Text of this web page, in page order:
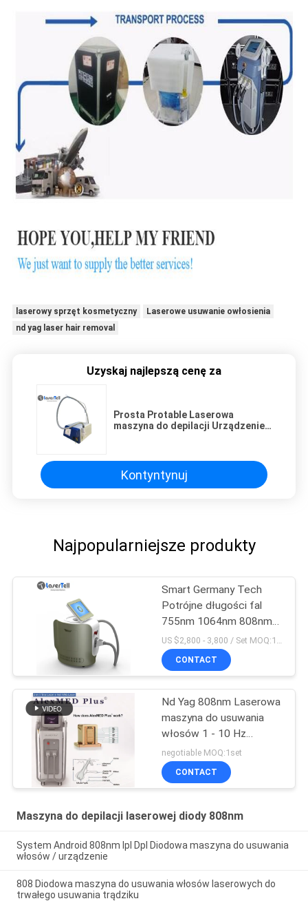
laserowy sprzęt kosmetyczny
Laserowe usuwanie owłosienia
nd yag laser hair removal
Uzyskaj najlepszą cenę za
Prosta Protable Laserowa
maszyna do depilacji Urządzenie
Kontyntynuj
Najpopularniejsze produkty
Smart Germany Tech
Potrójne długości fal
755nm 1064nm 808nm
Diody laserowe usuwanie
włosów System
luksusowy kolor
US $2,800 - 3,800 / Set MOQ:1 zestawy
CONTACT
Nd Yag 808nm Laserowa
maszyna do usuwania
włosów 1 - 10 Hz
Częstotliwość 10 - 300
ms Szerokość impulsu
negotiable MOQ:1set
CONTACT
Maszyna do depilacji laserowej diody 808nm
System Android 808nm Ipl Dpl Diodowa maszyna do usuwania
włosów / urządzenie
808 Diodowa maszyna do usuwania włosów laserowych do
trwałego usuwania trądziku